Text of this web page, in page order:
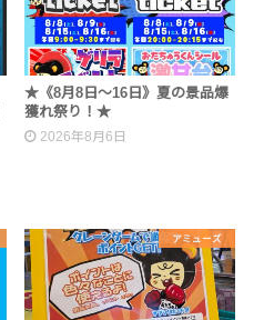
★《8月8日～16日》夏の景品爆
獲れ祭り！★
2026年8月6日
アミューズ